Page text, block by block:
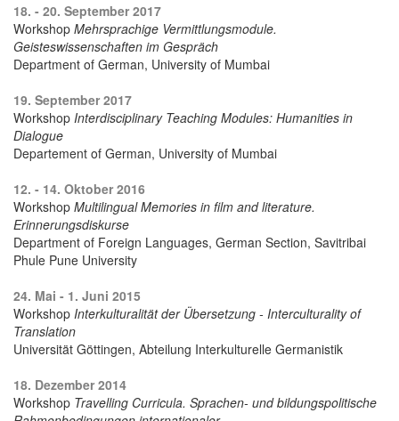
18. - 20. September 2017
Workshop Mehrsprachige Vermittlungsmodule.
Geisteswissenschaften im Gespräch
Department of German, University of Mumbai
19. September 2017
Workshop Interdisciplinary Teaching Modules: Humanities in
Dialogue
Departement of German, University of Mumbai
12. - 14. Oktober 2016
Workshop Multilingual Memories in film and literature.
Erinnerungsdiskurse
Department of Foreign Languages, German Section, Savitribai
Phule Pune University
24. Mai - 1. Juni 2015
Workshop Interkulturalität der Übersetzung - Interculturality of
Translation
Universität Göttingen, Abteilung Interkulturelle Germanistik
18. Dezember 2014
Workshop Travelling Curricula. Sprachen- und bildungspolitische